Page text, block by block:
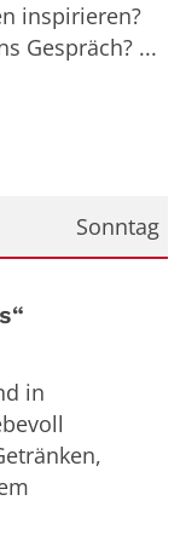
inspirieren?
Gespräch? ...
Sonntag
in